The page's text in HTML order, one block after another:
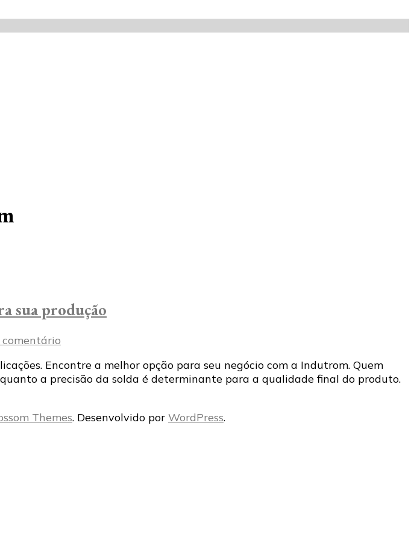
sua produção
comentário
os
tipos
de
Encontre a melhor opção para seu negócio com a Indutrom. Quem
a precisão da solda é determinante para a qualidade final do produto.
Themes. Desenvolvido por WordPress.